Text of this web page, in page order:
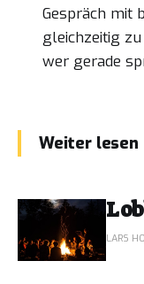
Gespräch mit
gleichzeitig
wer gerade
Weiter lesen
LARS